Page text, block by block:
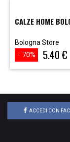
CALZE HOME
Bologna Store
- 70% 5.40 €
ACCEDI CON